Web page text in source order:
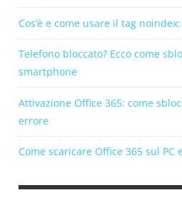
Cos’è e come usare il tag
Telefono bloccato? Ecco come
smartphone
Attivazione Office 365: come
errore
Come scaricare Office 365 sul PC